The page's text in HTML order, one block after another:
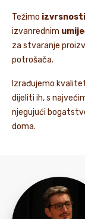
Težimo
izvanrednim
za stvaranje
potrošača.
Izrađujemo
dijeliti ih, s
njegujući
doma.